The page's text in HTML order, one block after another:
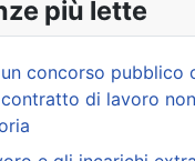
più lette
concorso pubblico
di lavoro